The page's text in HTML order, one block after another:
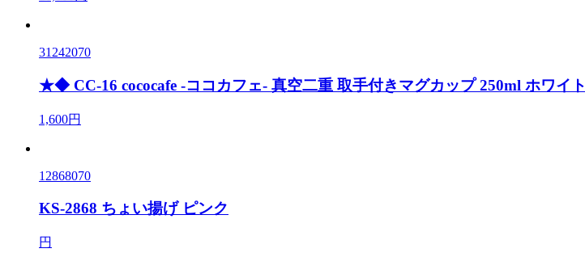
31242070
★◆ CC-16 cococafe -ココカフェ- 真空二重 取手付きマグカップ 250ml ホワイト
1,600円
12868070
KS-2868 ちょい揚げ ピンク
円